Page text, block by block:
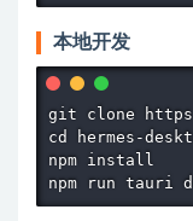
本地开发
git clone
cd hermes-
npm install
npm run tauri